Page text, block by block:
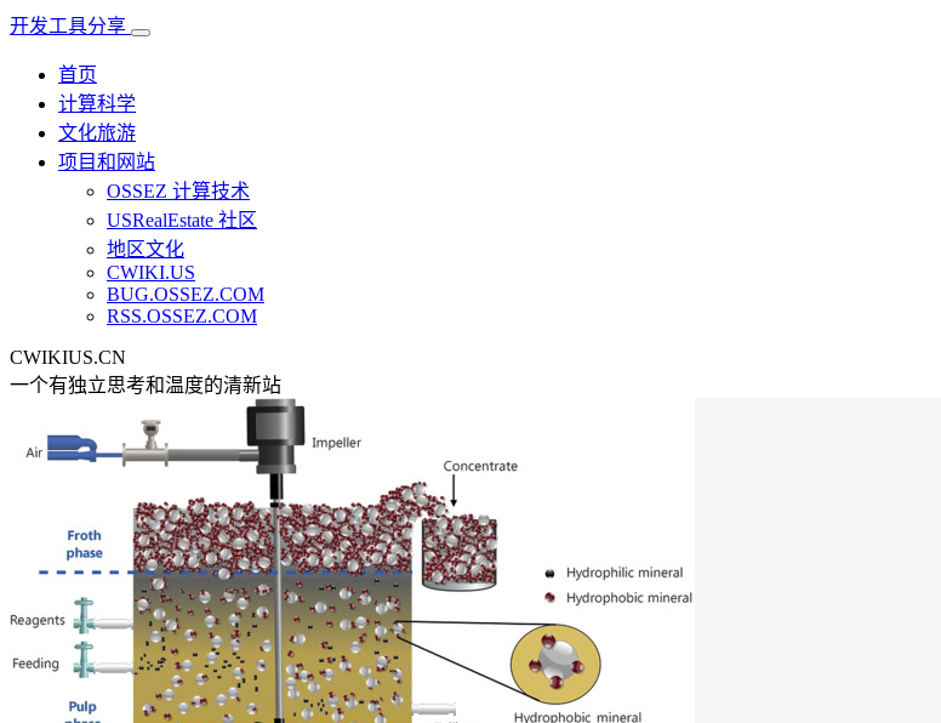
开发工具分享
首页
计算科学
文化旅游
项目和网站
OSSEZ 计算技术
USRealEstate 社区
地区文化
CWIKI.US
BUG.OSSEZ.COM
RSS.OSSEZ.COM
CWIKIUS.CN
一个有独立思考和温度的清新站